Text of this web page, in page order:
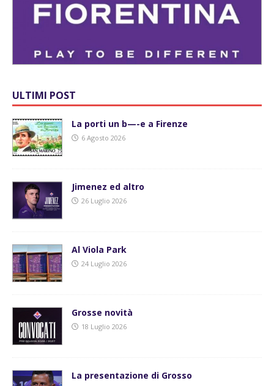
ULTIMI POST
La porti un b—-e a Firenze
6 Agosto 2026
Jimenez ed altro
26 Luglio 2026
Al Viola Park
24 Luglio 2026
Grosse novità
18 Luglio 2026
La presentazione di Grosso